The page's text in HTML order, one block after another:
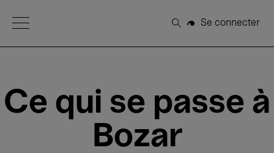
Open Menu
Rechercher
Se connecter
Ce qui se passe à
Bozar